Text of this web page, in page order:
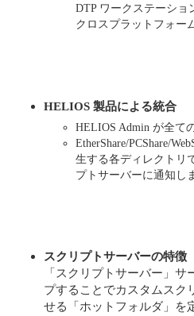
DTP ワークステーショ
クロスプラットフォー
HELIOS 製品による統合
HELIOS Admin が全て
EtherShare/PCShare/
生する各ディレクトリ
プトサーバーに通知し
スクリプトサーバーの特徴
「スクリプトサーバー」
プすることでカスタムスク
せる「ホットフォルダ」を